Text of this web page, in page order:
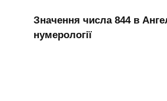
Значення числа 844 в
нумерології